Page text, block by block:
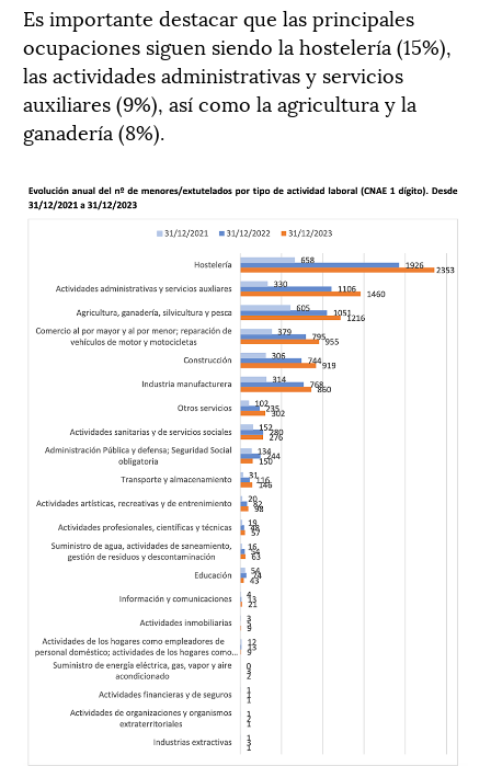
Es importante destacar que las principales
ocupaciones siguen siendo la hostelería (15%),
las actividades administrativas y servicios
auxiliares (9%), así como la agricultura y la
ganadería (8%).